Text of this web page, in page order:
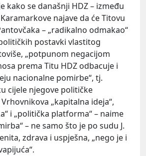
kako se današnji HDZ – između
najave da će Titovu
– „radikalno odmakao“
postavki vlastitog
„potpunom negacijom
prema Titu HDZ odbacuje i
nacionalne pomirbe“, tj.
cijele njegove političke
„kapitalna ideja“,
i „politička platforma“ – naime
– ne samo što je po sudu J.
zdrava i uspješna, „nego je i